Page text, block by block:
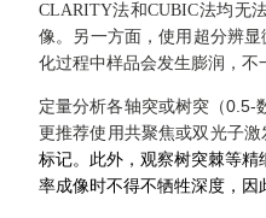
CLARITY法和CUBIC法均无
像。另一方面，使用超分辨
化过程中样品会发生膨润，
定量分析各轴突或树突（0.5-
更推荐使用共聚焦或双光子
标记。此外，观察树突棘等
率成像时不得不牺牲深度，